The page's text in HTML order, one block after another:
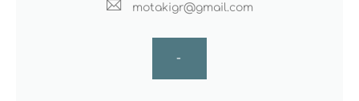
motakigr@gmail.com
-